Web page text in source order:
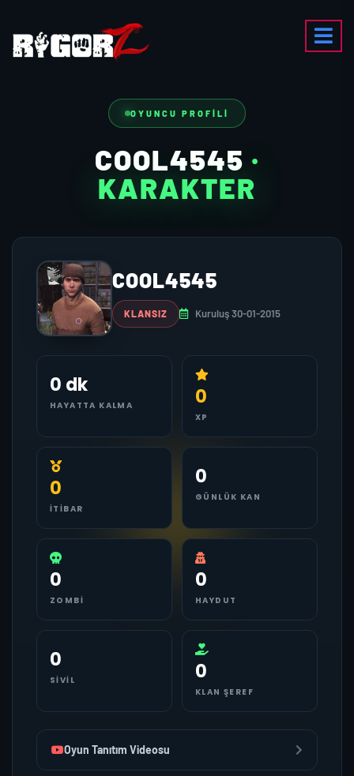
OYUNCU PROFILI
COOL4545 ·
KARAKTER
COOL4545
KLANSIZ Kuruluş 30-01-2015
0 dk
HAYATTA KALMA 0
XP
0
İTIBAR
0
GÜNLÜK KAN
0
ZOMBI
0
HAYDUT
0
SIVIL 0
KLAN ŞEREF
Oyun Tanıtım Videosu